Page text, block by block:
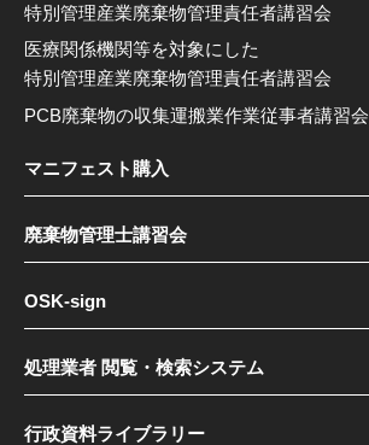
特別管理産業廃棄物管理責任者講習会
医療関係機関等を対象にした
特別管理産業廃棄物管理責任者講習会
PCB廃棄物の収集運搬業作業従事者講習会
マニフェスト購入
廃棄物管理士講習会
OSK-sign
処理業者 閲覧・検索システム
行政資料ライブラリー